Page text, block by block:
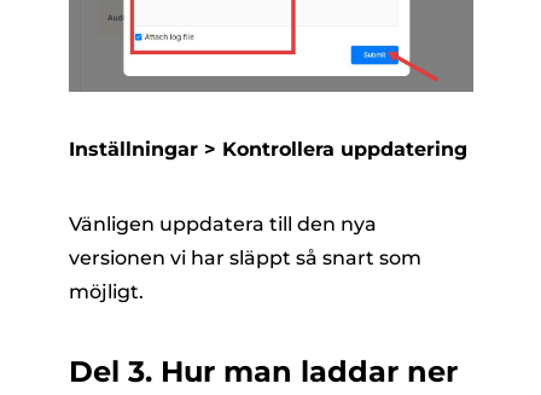
Inställningar > Kontrollera uppdatering
Vänligen uppdatera till den nya
versionen vi har släppt så snart som
möjligt.
Del 3. Hur man laddar ner